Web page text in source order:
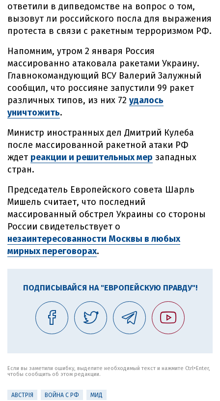
ответили в дипведомстве на вопрос о том,
вызовут ли российского посла для выражения
протеста в связи с ракетным терроризмом РФ.
Напомним, утром 2 января Россия
массированно атаковала ракетами Украину.
Главнокомандующий ВСУ Валерий Залужный
сообщил, что россияне запустили 99 ракет
различных типов, из них 72 удалось
уничтожить.
Министр иностранных дел Дмитрий Кулеба
после массированной ракетной атаки РФ
ждет реакции и решительных мер западных
стран.
Председатель Европейского совета Шарль
Мишель считает, что последний
массированный обстрел Украины со стороны
России свидетельствует о
незаинтересованности Москвы в любых
мирных переговорах.
ПОДПИСЫВАЙСЯ НА "ЕВРОПЕЙСКУЮ ПРАВДУ"!
Если вы заметили ошибку, выделите необходимый текст и нажмите Ctrl+Enter,
чтобы сообщить об этом редакции.
АВСТРІЯ ВОЙНА С РФ МИД